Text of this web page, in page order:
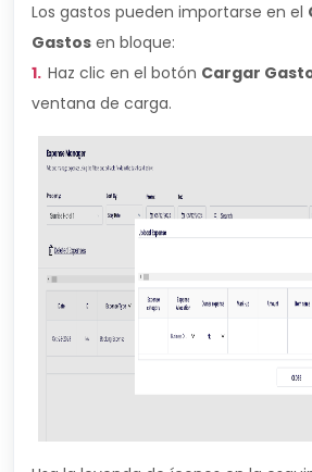
Los gastos pueden importarse en el
Gastos en bloque:
1. Haz clic en el botón Cargar
ventana de carga.